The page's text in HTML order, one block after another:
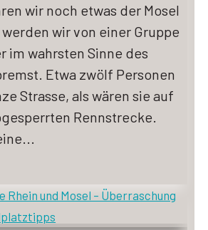
wir noch etwas der Mosel
wir von einer Gruppe
im wahrsten Sinne des
Etwa zwölf Personen
Strasse, als wären sie auf
Rennstrecke.